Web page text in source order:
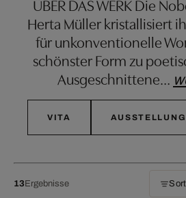
ÜBER DAS WERK Die
Herta Müller kristallisiert
für unkonventionelle
schönster Form zu
Ausgeschnittene…
VITA
13Ergebnisse